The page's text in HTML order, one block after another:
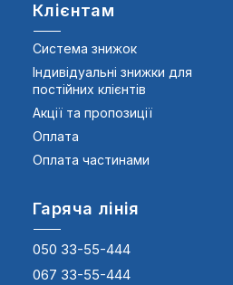
Клієнтам
Система знижок
Індивідуальні знижки для
постійних клієнтів
Акції та пропозиції
Оплата
Оплата частинами
Гаряча лінія
050 33-55-444
067 33-55-444